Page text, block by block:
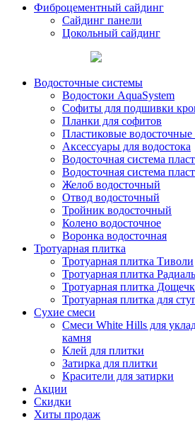
Фиброцементный сайдинг
Сайдинг панели
Цокольный сайдинг
Водосточные системы
Водостоки AquaSystem
Софиты для подшивки
Планки для софитов
Пластиковые
Аксессуары для водостока
Водосточная система
Водосточная система
Желоб водосточный
Отвод водосточный
Тройник водосточный
Колено водосточное
Воронка водосточная
Тротуарная плитка
Тротуарная плитка Тиволи
Тротуарная плитка
Тротуарная плитка
Тротуарная плитка для
Сухие смеси
Смеси White Hills для
камня
Клей для плитки
Затирка для плитки
Красители для затирки
Акции
Скидки
Хиты продаж